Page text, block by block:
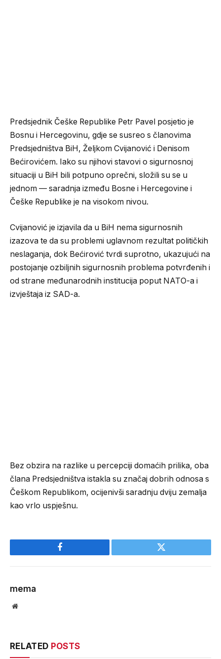
Predsjednik Češke Republike Petr Pavel posjetio je
Bosnu i Hercegovinu, gdje se susreo s članovima
Predsjedništva BiH, Željkom Cvijanović i Denisom
Bećirovićem. Iako su njihovi stavovi o sigurnosnoj
situaciji u BiH bili potpuno oprečni, složili su se u
jednom — saradnja između Bosne i Hercegovine i
Češke Republike je na visokom nivou.
Cvijanović je izjavila da u BiH nema sigurnosnih
izazova te da su problemi uglavnom rezultat političkih
neslaganja, dok Bećirović tvrdi suprotno, ukazujući na
postojanje ozbiljnih sigurnosnih problema potvrđenih i
od strane međunarodnih institucija poput NATO-a i
izvještaja iz SAD-a.
Bez obzira na razlike u percepciji domaćih prilika, oba
člana Predsjedništva istakla su značaj dobrih odnosa s
Češkom Republikom, ocijenivši saradnju dviju zemalja
kao vrlo uspješnu.
Facebook Twitter
mema
Website
RELATED POSTS